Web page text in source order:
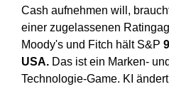
Cash aufnehmen will,
einer zugelassenen
Moody's und Fitch hält S&P
USA. Das ist ein Marken-
Technologie-Game. KI